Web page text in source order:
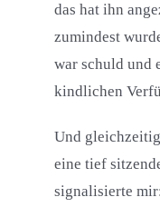
das hat ihn
zumindest
war schuld und
kindlichen
Und
eine tief
signalisierte